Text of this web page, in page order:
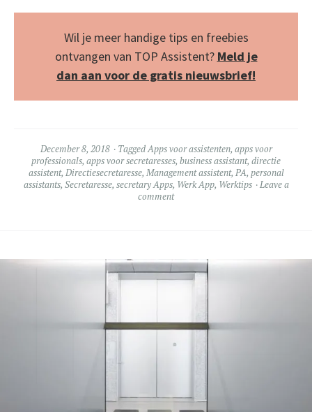
Wil je meer handige tips en freebies
ontvangen van TOP Assistent? Meld je
dan aan voor de gratis nieuwsbrief!
December 8, 2018 TaggedApps voor assistenten, apps voor
professionals, apps voor secretaresses, business assistant, directie
assistent, Directiesecretaresse, Management assistent, PA, personal
assistants, Secretaresse, secretary Apps, Werk App, Werktips
Leave a
comment